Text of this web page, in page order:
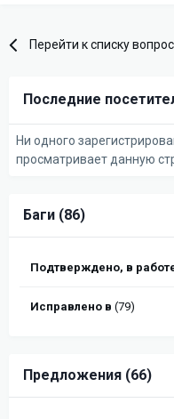
Перейти к списку
Последние
Ни одного
просматривает данную
Баги (86)
Подтверждено, в
Исправлено в (79)
Предложения (66)